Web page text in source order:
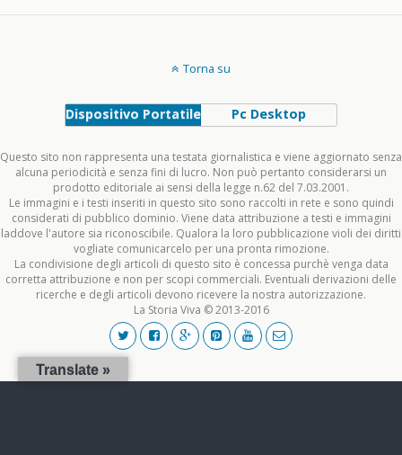
Torna su
Dispositivo Portatile Pc Desktop
Questo sito non rappresenta una testata giornalistica e viene aggiornato senza
alcuna periodicità e senza fini di lucro. Non può pertanto considerarsi un
prodotto editoriale ai sensi della legge n.62 del 7.03.2001.
Le immagini e i testi inseriti in questo sito sono raccolti in rete e sono quindi
considerati di pubblico dominio. Viene data attribuzione a testi e immagini
laddove l'autore sia riconoscibile. Qualora la loro pubblicazione violi dei diritti
vogliate comunicarcelo per una pronta rimozione.
La condivisione degli articoli di questo sito è concessa purchè venga data
corretta attribuzione e non per scopi commerciali. Eventuali derivazioni delle
ricerche e degli articoli devono ricevere la nostra autorizzazione.
La Storia Viva © 2013-2016
Translate »